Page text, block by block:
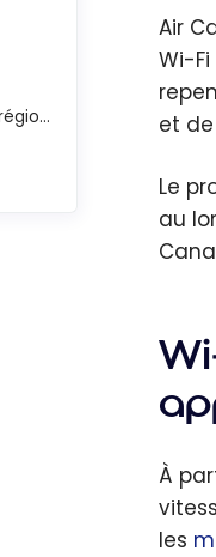
Air
Wi-
et
Le
au
À
les
Élévation de l'expérience de vol régional